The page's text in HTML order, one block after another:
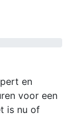
en
voor een
is nu of